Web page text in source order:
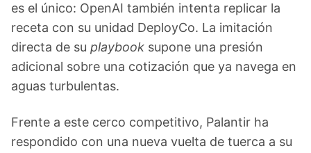
es el único: OpenAI también intenta replicar la
receta con su unidad DeployCo. La imitación
directa de su playbook supone una presión
adicional sobre una cotización que ya navega en
aguas turbulentas.
Frente a este cerco competitivo, Palantir ha
respondido con una nueva vuelta de tuerca a su